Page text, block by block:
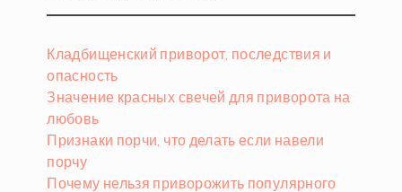
Кладбищенский приворот, последствия и
опасность
Значение красных свечей для приворота на
любовь
Признаки порчи, что делать если навели
порчу
Почему нельзя приворожить популярного